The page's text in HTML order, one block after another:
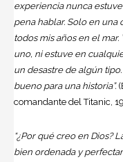
experiencia nunca
pena hablar. Solo en
todos mis años en el
uno, ni estuve en
un desastre de algún
bueno para una historia”.
comandante del Titanic,
“¿Por qué creo en Dios?
bien ordenada y